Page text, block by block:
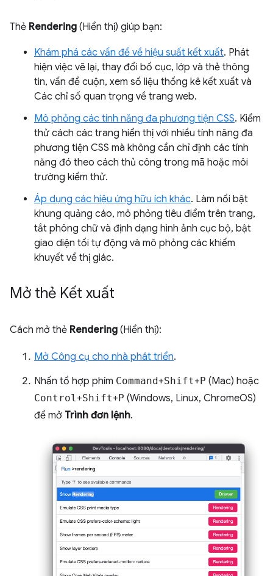
Thẻ Rendering (Hiển thị) giúp bạn:
Khám phá các vấn đề về hiệu suất kết xuất. Phát
hiện việc vẽ lại, thay đổi bố cục, lớp và thẻ thông
tin, vấn đề cuộn, xem số liệu thống kê kết xuất và
Các chỉ số quan trọng về trang web.
Mô phỏng các tính năng đa phương tiện CSS. Kiểm
thử cách các trang hiển thị với nhiều tính năng đa
phương tiện CSS mà không cần chỉ định các tính
năng đó theo cách thủ công trong mã hoặc môi
trường kiểm thử.
Áp dụng các hiệu ứng hữu ích khác. Làm nổi bật
khung quảng cáo, mô phỏng tiêu điểm trên trang,
tắt phông chữ và định dạng hình ảnh cục bộ, bật
giao diện tối tự động và mô phỏng các khiếm
khuyết về thị giác.
Mở thẻ Kết xuất
Cách mở thẻ Rendering (Hiển thị):
Mở Công cụ cho nhà phát triển.
Nhấn tổ hợp phím Command+Shift+P (Mac) hoặc
Control+Shift+P (Windows, Linux, ChromeOS)
để mở Trình đơn lệnh.